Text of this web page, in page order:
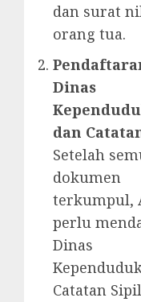
dan surat
orang tua.
Dinas
dan
Setelah
dokumen
terkumpul,
perlu
Dinas
Catatan Sipil